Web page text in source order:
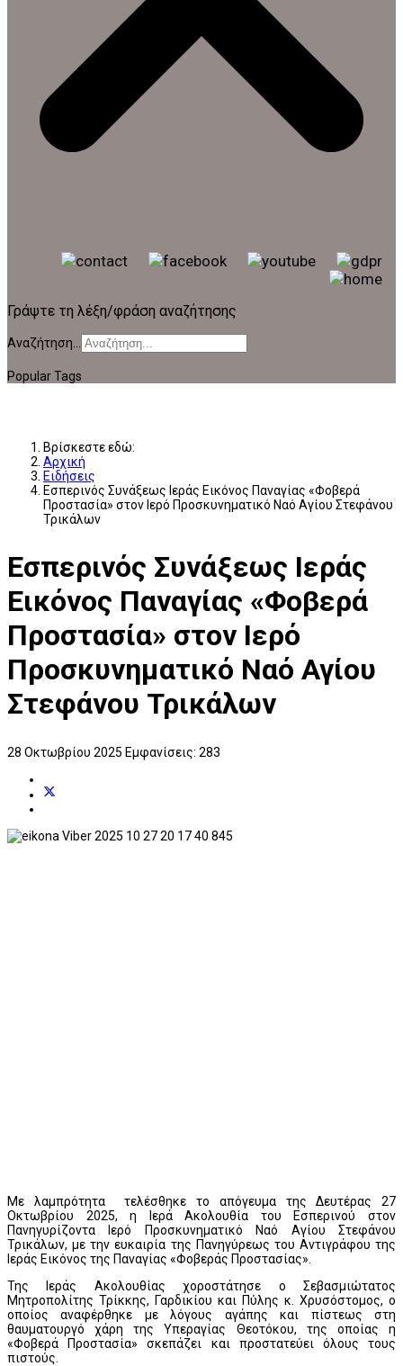
Γράψτε τη λέξη/φράση αναζήτησης
Αναζήτηση...
Popular Tags
Βρίσκεστε εδώ:
Αρχική
Ειδήσεις
Εσπερινός Συνάξεως Ιεράς Εικόνος Παναγίας «Φοβερά
Προστασία» στον Ιερό Προσκυνηματικό Ναό Αγίου Στεφάνου
Τρικάλων
Εσπερινός Συνάξεως Ιεράς
Εικόνος Παναγίας «Φοβερά
Προστασία» στον Ιερό
Προσκυνηματικό Ναό Αγίου
Στεφάνου Τρικάλων
28 Οκτωβρίου 2025 Εμφανίσεις: 283
Με λαμπρότητα τελέσθηκε το απόγευμα της Δευτέρας 27
Οκτωβρίου 2025, η Ιερά Ακολουθία του Εσπερινού στον
Πανηγυρίζοντα Ιερό Προσκυνηματικό Ναό Αγίου Στεφάνου
Τρικάλων, με την ευκαιρία της Πανηγύρεως του Αντιγράφου της
Ιεράς Εικόνος της Παναγίας «Φοβεράς Προστασίας».
Της Ιεράς Ακολουθίας χοροστάτησε ο Σεβασμιώτατος
Μητροπολίτης Τρίκκης, Γαρδικίου και Πύλης κ. Χρυσόστομος, ο
οποίος αναφέρθηκε με λόγους αγάπης και πίστεως στη
θαυματουργό χάρη της Υπεραγίας Θεοτόκου, της οποίας η
«Φοβερά Προστασία» σκεπάζει και προστατεύει όλους τους
πιστούς.